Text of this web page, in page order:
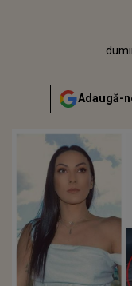
duminică, 1 octombrie
Adaugă-